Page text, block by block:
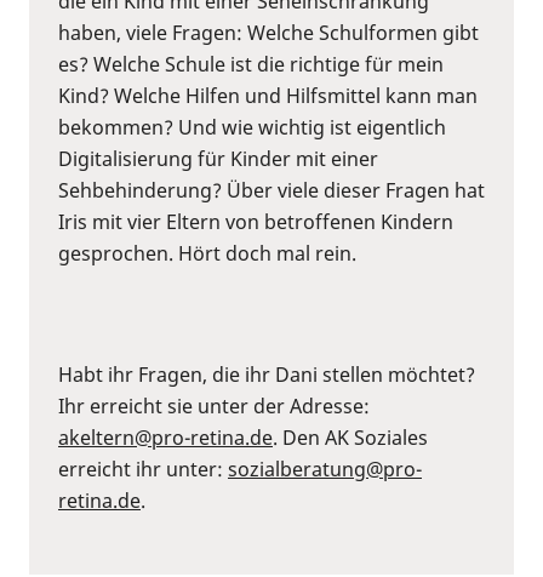
haben, viele Fragen: Welche Schulformen gibt
es? Welche Schule ist die richtige für mein
Kind? Welche Hilfen und Hilfsmittel kann man
bekommen? Und wie wichtig ist eigentlich
Digitalisierung für Kinder mit einer
Sehbehinderung? Über viele dieser Fragen hat
Iris mit vier Eltern von betroffenen Kindern
gesprochen. Hört doch mal rein.
Habt ihr Fragen, die ihr Dani stellen möchtet?
Ihr erreicht sie unter der Adresse:
akeltern@pro-retina.de. Den AK Soziales
erreicht ihr unter: sozialberatung@pro-
retina.de.